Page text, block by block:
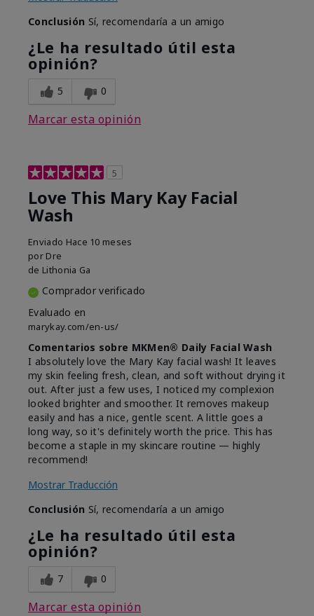
Conclusión Sí, recomendaría a un amigo
¿Le ha resultado útil esta
opinión?
5 0
Marcar esta opinión
5
Love This Mary Kay Facial
Wash
Enviado Hace 10 meses
por Dre
de Lithonia Ga
Comprador verificado
Evaluado en
marykay.com/en-us/
Comentarios sobre MKMen® Daily Facial Wash
I absolutely love the Mary Kay facial wash! It leaves
my skin feeling fresh, clean, and soft without drying it
out. After just a few uses, I noticed my complexion
looked brighter and smoother. It removes makeup
easily and has a nice, gentle scent. A little goes a
long way, so it's definitely worth the price. This has
become a staple in my skincare routine — highly
recommend!
Mostrar Traducción
Conclusión Sí, recomendaría a un amigo
¿Le ha resultado útil esta
opinión?
7 0
Marcar esta opinión